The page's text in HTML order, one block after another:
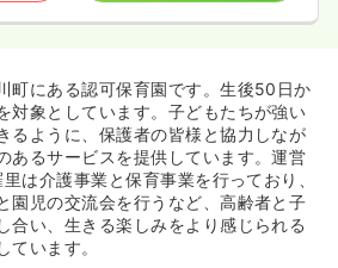
町にある認可保育園です。生後50日か
対象としています。子どもたちが強い
るように、保護者の皆様と協力しなが
あるサービスを提供しています。運営
は介護事業と保育事業を行っており、
園児の交流会を行うなど、高齢者と子
合い、生きる楽しみをより感じられる
ています。